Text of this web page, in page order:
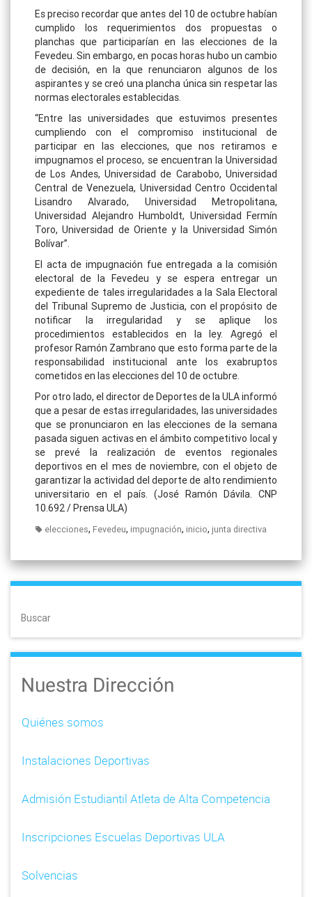
Es preciso recordar que antes del 10 de octubre habían
cumplido los requerimientos dos propuestas o
planchas que participarían en las elecciones de la
Fevedeu. Sin embargo, en pocas horas hubo un cambio
de decisión, en la que renunciaron algunos de los
aspirantes y se creó una plancha única sin respetar las
normas electorales establecidas.
“Entre las universidades que estuvimos presentes
cumpliendo con el compromiso institucional de
participar en las elecciones, que nos retiramos e
impugnamos el proceso, se encuentran la Universidad
de Los Andes, Universidad de Carabobo, Universidad
Central de Venezuela, Universidad Centro Occidental
Lisandro Alvarado, Universidad Metropolitana,
Universidad Alejandro Humboldt, Universidad Fermín
Toro, Universidad de Oriente y la Universidad Simón
Bolívar”.
El acta de impugnación fue entregada a la comisión
electoral de la Fevedeu y se espera entregar un
expediente de tales irregularidades a la Sala Electoral
del Tribunal Supremo de Justicia, con el propósito de
notificar la irregularidad y se aplique los
procedimientos establecidos en la ley. Agregó el
profesor Ramón Zambrano que esto forma parte de la
responsabilidad institucional ante los exabruptos
cometidos en las elecciones del 10 de octubre.
Por otro lado, el director de Deportes de la ULA informó
que a pesar de estas irregularidades, las universidades
que se pronunciaron en las elecciones de la semana
pasada siguen activas en el ámbito competitivo local y
se prevé la realización de eventos regionales
deportivos en el mes de noviembre, con el objeto de
garantizar la actividad del deporte de alto rendimiento
universitario en el país. (José Ramón Dávila. CNP
10.692 / Prensa ULA)
elecciones, Fevedeu, impugnación, inicio, junta directiva
Buscar
Nuestra Dirección
Quiénes somos
Instalaciones Deportivas
Admisión Estudiantil Atleta de Alta Competencia
Inscripciones Escuelas Deportivas ULA
Solvencias